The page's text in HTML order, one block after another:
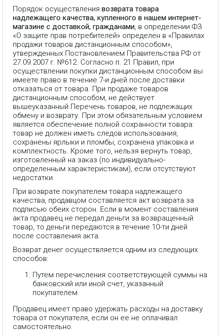
Порядок осуществления возврата товара
надлежащего качества, купленного в нашем интернет-
магазине с доставкой, гражданами , в определении ФЗ
«О защите прав потребителей» определен в «Правилах
продажи товаров дистанционным способом»,
утвержденных Постановлением Правительства РФ от
27.09.2007 г. №612. Согласно п. 21 Правил, при
осуществлении покупки дистанционным способом вы
имеете право в течение 7-и дней после доставки
отказаться от товара. При продаже товаров
дистанционным способом, не действует
вышеуказанный Перечень товаров, не подлежащих
обмену и возврату. При этом обязательным условием
является обеспечение полной сохранности товара:
товар не должен иметь следов использования,
сохранены ярлыки и пломбы, сохранена упаковка и
комплектность. Кроме того, нельзя вернуть товар,
изготовленный на заказ (по индивидуально-
определенным характеристикам), если отсутствуют
недостатки.
При возврате покупателем товара надлежащего
качества, продавцом составляется акт возврата за
подписью обеих сторон. Если в момент составления
акта продавец не передал деньги за возвращенный
товар, то деньги передаются в течение 10-ти дней
после составления акта.
Возврат денег осуществляется одним из следующих
способов:
Путем перечисления соответствующей суммы на
банковский или иной счет, указанный
покупателем.
Продавец имеет право удержать расходы на доставку
товара от покупателя, если он ее не оплачивал
самостоятельно.